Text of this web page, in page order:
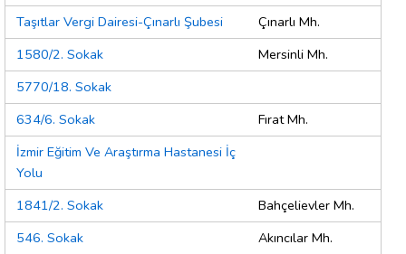
Taşıtlar Vergi Dairesi-Çınarlı Şubesi
Çınarlı Mh.
1580/2. Sokak
Mersinli Mh.
5770/18. Sokak
634/6. Sokak
Fırat Mh.
İzmir Eğitim Ve Araştırma Hastanesi İç
Yolu
1841/2. Sokak
Bahçelievler Mh.
546. Sokak
Akıncılar Mh.